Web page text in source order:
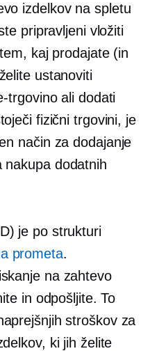
izdelkov na spletu
pripravljeni vložiti
kaj prodajate (in
ustanoviti
trgovino ali dodati
fizični trgovini, je
način za dodajanje
nakupa dodatnih
je po strukturi
prometa.
na zahtevo
in odpošljite. To
stroškov za
ki jih želite